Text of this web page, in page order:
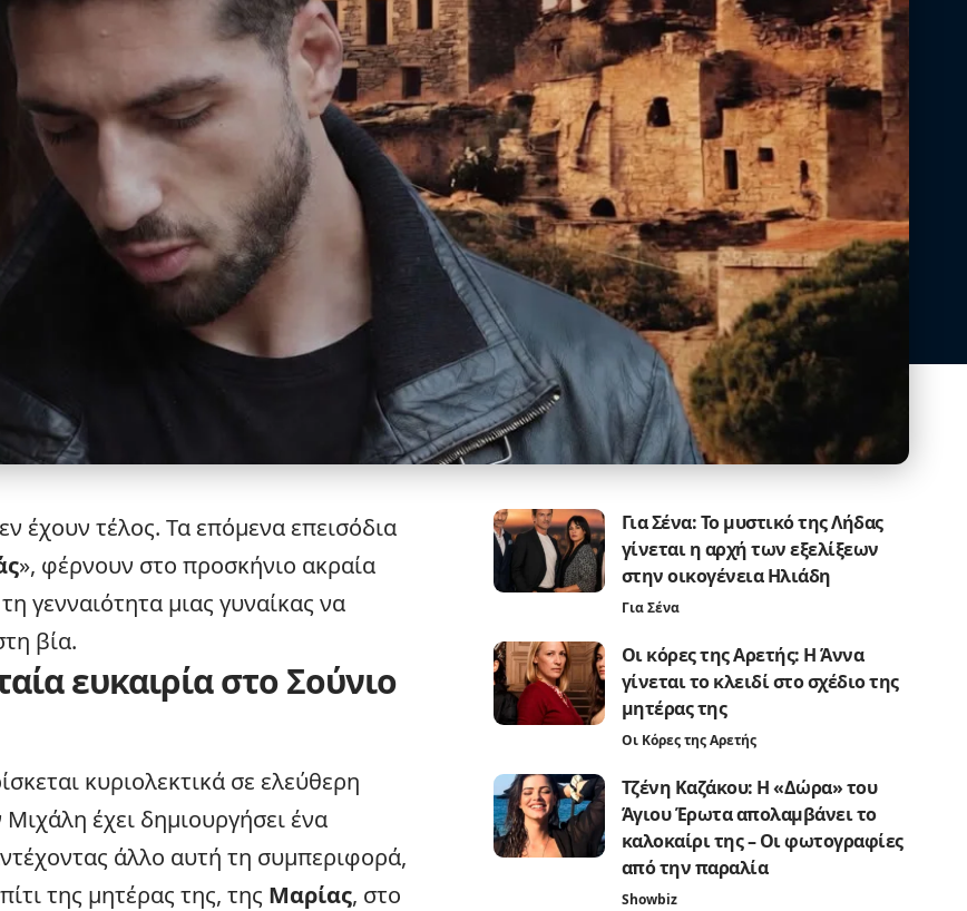
έχουν τέλος. Τα επόμενα επεισόδια
», φέρνουν στο προσκήνιο ακραία
γενναιότητα μιας γυναίκας να
βία.
ευκαιρία στο Σούνιο
κυριολεκτικά σε ελεύθερη
έχει δημιουργήσει ένα
άλλο αυτή τη συμπεριφορά,
της μητέρας της, της Μαρίας, στο
Για Σένα: Το μυστικό της Λήδας
γίνεται η αρχή των εξελίξεων
στην οικογένεια Ηλιάδη
Για Σένα
Οι κόρες της Αρετής: Η Άννα
γίνεται το κλειδί στο σχέδιο της
μητέρας της
Οι Κόρες της Αρετής
Τζένη Καζάκου: Η «Δώρα» του
Άγιου Έρωτα απολαμβάνει το
καλοκαίρι της – Οι φωτογραφίες
από την παραλία
Showbiz